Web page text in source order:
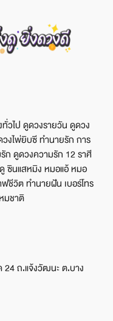
วไป ดูดวงรายวัน ดูดวง
งไพ่ยิบซี ทำนายรัก การ
ก ดูดวงความรัก 12 ราศี
ซินแสหมิง หมอแอ้ หมอ
ชีวิต ทำนายฝัน เบอร์โทร
มชาติ
24 ถ.แจ้งวัฒนะ ต.บาง